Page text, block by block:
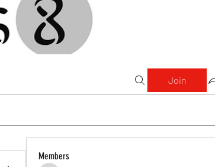
Join
Members